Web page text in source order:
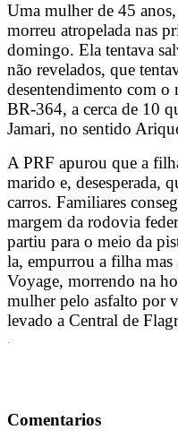
Uma mulher de 45
morreu atropelada nas
domingo. Ela tentava
não revelados, que
desentendimento com o
BR-364, a cerca de 10
Jamari, no sentido
A PRF apurou que a
marido e, desesperada,
carros. Familiares
margem da rodovia
partiu para o meio da
la, empurrou a filha
Voyage, morrendo na
mulher pelo asfalto por
levado a Central de
.
Comentarios